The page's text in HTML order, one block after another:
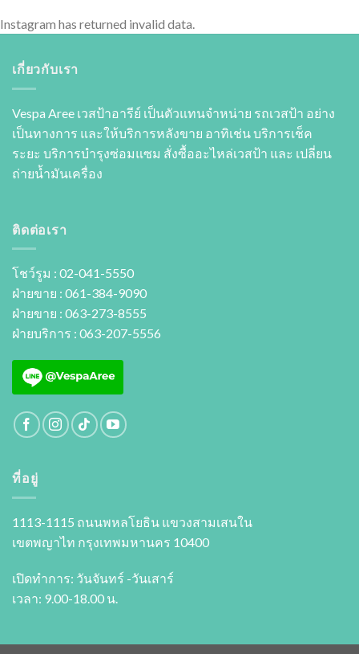
Instagram has returned invalid data.
เกี่ยวกับเรา
Vespa Aree เวสป้าอารีย์ เป็นตัวแทนจำหน่าย รถเวสป้า อย่าง
เป็นทางการ และให้บริการหลังขาย อาทิเช่น บริการเช็ค
ระยะ บริการบำรุงซ่อมแซม สั่งซื้ออะไหล่เวสป้า และ เปลี่ยน
ถ่ายนํ้ามันเครื่อง
ติดต่อเรา
โชว์รูม : 02-041-5550
ฝ่ายขาย : 061-384-9090
ฝ่ายขาย : 063-273-8555
ฝ่ายบริการ : 063-207-5556
ที่อยู่
1113-1115 ถนนพหลโยธิน แขวงสามเสนใน
เขตพญาไท กรุงเทพมหานคร 10400
เปิดทำการ: วันจันทร์ -วันเสาร์
เวลา: 9.00-18.00 น.